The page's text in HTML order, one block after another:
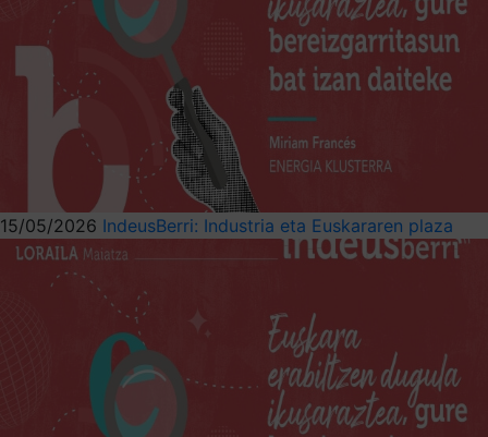
15/05/2026 IndeusBerri: Industria eta Euskararen plaza